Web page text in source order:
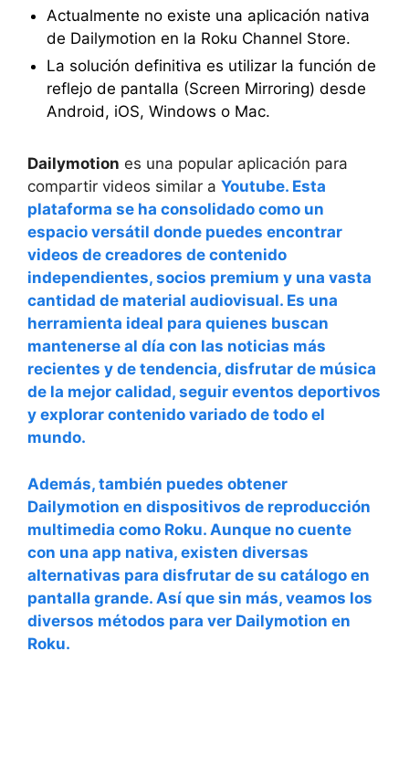
Actualmente no existe una aplicación nativa
de Dailymotion en la Roku Channel Store.
La solución definitiva es utilizar la función de
reflejo de pantalla (Screen Mirroring) desde
Android, iOS, Windows o Mac.
Dailymotion es una popular aplicación para
compartir videos similar a Youtube. Esta
plataforma se ha consolidado como un
espacio versátil donde puedes encontrar
videos de creadores de contenido
independientes, socios premium y una vasta
cantidad de material audiovisual. Es una
herramienta ideal para quienes buscan
mantenerse al día con las noticias más
recientes y de tendencia, disfrutar de música
de la mejor calidad, seguir eventos deportivos
y explorar contenido variado de todo el
mundo.
Además, también puedes obtener
Dailymotion en dispositivos de reproducción
multimedia como Roku. Aunque no cuente
con una app nativa, existen diversas
alternativas para disfrutar de su catálogo en
pantalla grande. Así que sin más, veamos los
diversos métodos para ver Dailymotion en
Roku.